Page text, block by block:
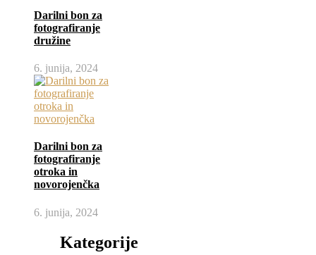
Darilni bon za
fotografiranje
družine
6. junija, 2024
Darilni bon za
fotografiranje
otroka in
novorojenčka
6. junija, 2024
Kategorije